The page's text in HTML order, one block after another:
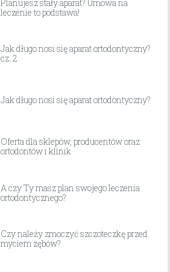
Planujesz stały aparat? Umowa na
leczenie to podstawa!
Jak długo nosi się aparat ortodontyczny?
cz. 2
Jak długo nosi się aparat ortodontyczny?
Oferta dla sklepów, producentów oraz
ortodontów i klinik
A czy Ty masz plan swojego leczenia
ortodontycznego?
Czy należy zmoczyć szczoteczkę przed
myciem zębów?